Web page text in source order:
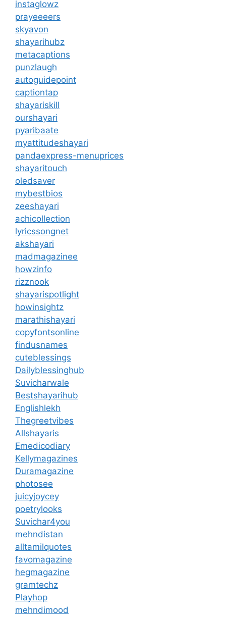
instaglowz
prayeeeers
skyavon
shayarihubz
metacaptions
punzlaugh
autoguidepoint
captiontap
shayariskill
ourshayari
pyaribaate
myattitudeshayari
pandaexpress-menuprices
shayaritouch
oledsaver
mybestbios
zeeshayari
achicollection
lyricssongnet
akshayari
madmagazinee
howzinfo
rizznook
shayarispotlight
howinsightz
marathishayari
copyfontsonline
findusnames
cuteblessings
Dailyblessinghub
Suvicharwale
Bestshayarihub
Englishlekh
Thegreetvibes
Allshayaris
Emedicodiary
Kellymagazines
Duramagazine
photosee
juicyjoycey
poetrylooks
Suvichar4you
mehndistan
alltamilquotes
favomagazine
hegmagazine
gramtechz
Playhop
mehndimood